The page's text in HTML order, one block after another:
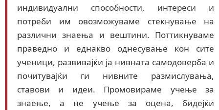
индивидуални способности, интереси и
потреби им овозможуваме стекнување на
различни знаења и вештини. Поттикнуваме
праведно и еднакво однесување кон сите
ученици, развивајќи ја нивната самодоверба и
почитувајќи ги нивните размислувања,
ставови и идеи. Промовираме учење за
знаење, а не учење за оцена, бидејќи